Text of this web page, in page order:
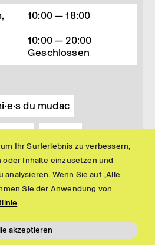
Ihr Surferlebnis zu verbessern,
Inhalte einzusetzen und
Wenn Sie auf „Alle
Sie der Anwendung von
akzeptieren
10:00 — 18:00
10:00 — 20:00
Geschlossen
du mudac
Shop Presse
confidentialité